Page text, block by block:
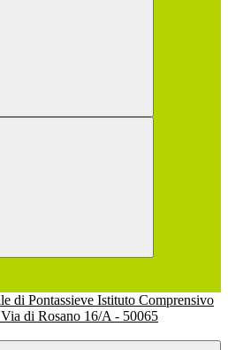
Istituto Comprensivo
Via di Rosano 16/A - 50065